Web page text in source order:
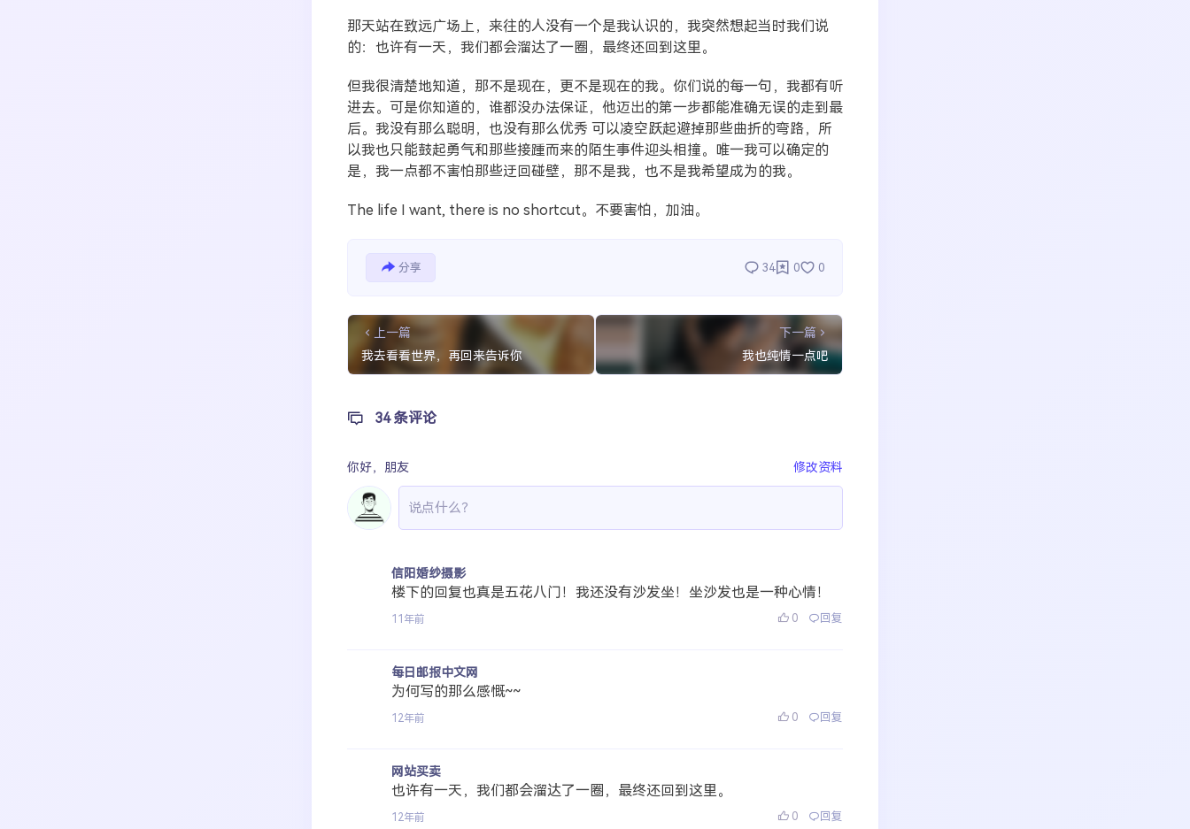
那天站在致远广场上，来往的人没有一个是我认识的，我突然想起当时我们说
的：也许有一天，我们都会溜达了一圈，最终还回到这里。
但我很清楚地知道，那不是现在，更不是现在的我。你们说的每一句，我都有听
进去。可是你知道的，谁都没办法保证，他迈出的第一步都能准确无误的走到最
后。我没有那么聪明，也没有那么优秀 可以凌空跃起避掉那些曲折的弯路，所
以我也只能鼓起勇气和那些接踵而来的陌生事件迎头相撞。唯一我可以确定的
是，我一点都不害怕那些迂回碰壁，那不是我，也不是我希望成为的我。
The life I want, there is no shortcut。不要害怕，加油。
分享 34 0 0
上一篇
我去看看世界，再回来告诉你
下一篇
我也纯情一点吧
34 条评论
你好， 朋友 修改资料
信阳婚纱摄影
楼下的回复也真是五花八门！我还没有沙发坐！坐沙发也是一种心情！
11年前 0 回复
每日邮报中文网
为何写的那么感慨~~
12年前 0 回复
网站买卖
也许有一天，我们都会溜达了一圈，最终还回到这里。
12年前 0 回复